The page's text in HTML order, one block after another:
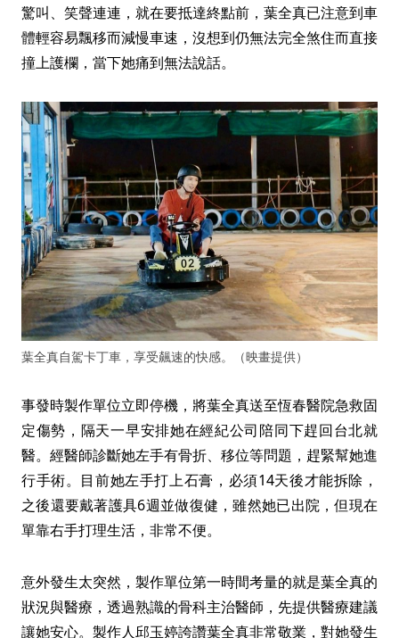
驚叫、笑聲連連，就在要抵達終點前，葉全真已注意到車
體輕容易飄移而減慢車速，沒想到仍無法完全煞住而直接
撞上護欄，當下她痛到無法說話。
葉全真自駕卡丁車，享受飆速的快感。（映畫提供）
事發時製作單位立即停機，將葉全真送至恆春醫院急救固
定傷勢，隔天一早安排她在經紀公司陪同下趕回台北就
醫。經醫師診斷她左手有骨折、移位等問題，趕緊幫她進
行手術。目前她左手打上石膏，必須14天後才能拆除，
之後還要戴著護具6週並做復健，雖然她已出院，但現在
單靠右手打理生活，非常不便。
意外發生太突然，製作單位第一時間考量的就是葉全真的
狀況與醫療，透過熟識的骨科主治醫師，先提供醫療建議
讓她安心。製作人邱玉婷誇讚葉全真非常敬業，對她發生